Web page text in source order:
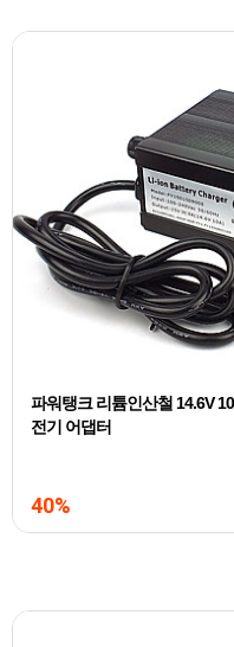
파워탱크 리튬인산철 14.6V
전기 어댑터
40%